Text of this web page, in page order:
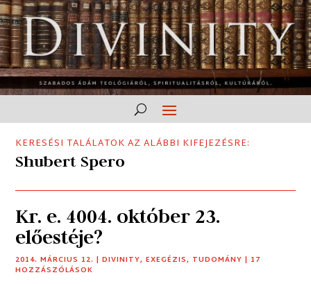
KERESÉSI TALÁLATOK AZ ALÁBBI KIFEJEZÉSRE:
Shubert Spero
Kr. e. 4004. október 23.
előestéje?
2014. MÁRCIUS 12. |DIVINITY,EXEGÉZIS, TUDOMÁNY | 17
HOZZÁSZÓLÁSOK